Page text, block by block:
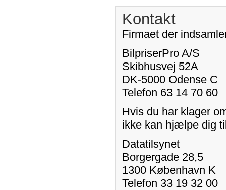
Kontakt
Firmaet der
BilpriserPro A/S
Skibhusvej 52A
DK-5000 Odense C
Telefon 63 14 70 60
Hvis du har klager
ikke kan hjælpe dig
Datatilsynet
Borgergade 28,5
1300 København K
Telefon 33 19 32 00